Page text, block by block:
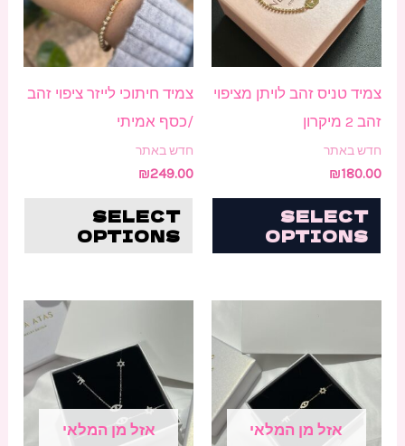
צמיד טניס זהב לויתן מציפוי
זהב 2 מיקרון
חדש באתר
₪180.00
SELECT
OPTIONS
צמיד חיתוכי לייזר ציפוי זהב
/כסף אמיתי
חדש באתר
₪249.00
SELECT
OPTIONS
ניתן
אזל מן המלאי אזל מן המלאי